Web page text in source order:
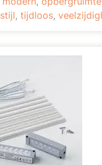
stijl, tijdloos,